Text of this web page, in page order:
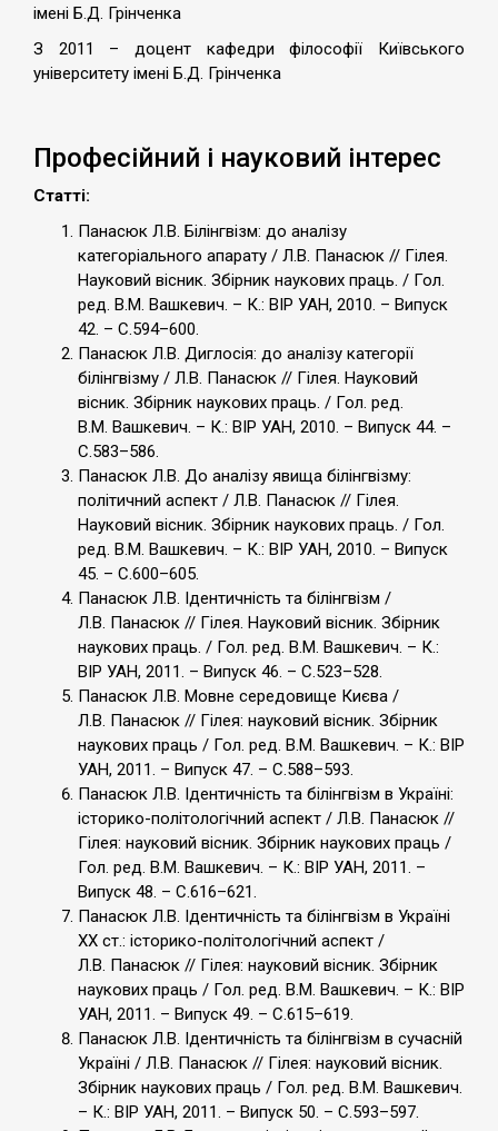
імені Б.Д. Грінченка
З 2011 – доцент кафедри філософії Київського
університету імені Б.Д. Грінченка
Професійний і науковий інтерес
Статті:
Панасюк Л.В. Білінгвізм: до аналізу
категоріального апарату / Л.В. Панасюк // Гілея.
Науковий вісник. Збірник наукових праць. / Гол.
ред. В.М. Вашкевич. – К.: ВІР УАН, 2010. – Випуск
42. – С.594–600.
Панасюк Л.В. Диглосія: до аналізу категорії
білінгвізму / Л.В. Панасюк // Гілея. Науковий
вісник. Збірник наукових праць. / Гол. ред.
В.М. Вашкевич. – К.: ВІР УАН, 2010. – Випуск 44. –
С.583–586.
Панасюк Л.В. До аналізу явища білінгвізму:
політичний аспект / Л.В. Панасюк // Гілея.
Науковий вісник. Збірник наукових праць. / Гол.
ред. В.М. Вашкевич. – К.: ВІР УАН, 2010. – Випуск
45. – С.600–605.
Панасюк Л.В. Ідентичність та білінгвізм /
Л.В. Панасюк // Гілея. Науковий вісник. Збірник
наукових праць. / Гол. ред. В.М. Вашкевич. – К.:
ВІР УАН, 2011. – Випуск 46. – С.523–528.
Панасюк Л.В. Мовне середовище Києва /
Л.В. Панасюк // Гілея: науковий вісник. Збірник
наукових праць / Гол. ред. В.М. Вашкевич. – К.: ВІР
УАН, 2011. – Випуск 47. – С.588–593.
Панасюк Л.В. Ідентичність та білінгвізм в Україні:
історико-політологічний аспект / Л.В. Панасюк //
Гілея: науковий вісник. Збірник наукових праць /
Гол. ред. В.М. Вашкевич. – К.: ВІР УАН, 2011. –
Випуск 48. – С.616–621.
Панасюк Л.В. Ідентичність та білінгвізм в Україні
ХХ ст.: історико-політологічний аспект /
Л.В. Панасюк // Гілея: науковий вісник. Збірник
наукових праць / Гол. ред. В.М. Вашкевич. – К.: ВІР
УАН, 2011. – Випуск 49. – С.615–619.
Панасюк Л.В. Ідентичність та білінгвізм в сучасній
Україні / Л.В. Панасюк // Гілея: науковий вісник.
Збірник наукових праць / Гол. ред. В.М. Вашкевич.
– К.: ВІР УАН, 2011. – Випуск 50. – С.593–597.